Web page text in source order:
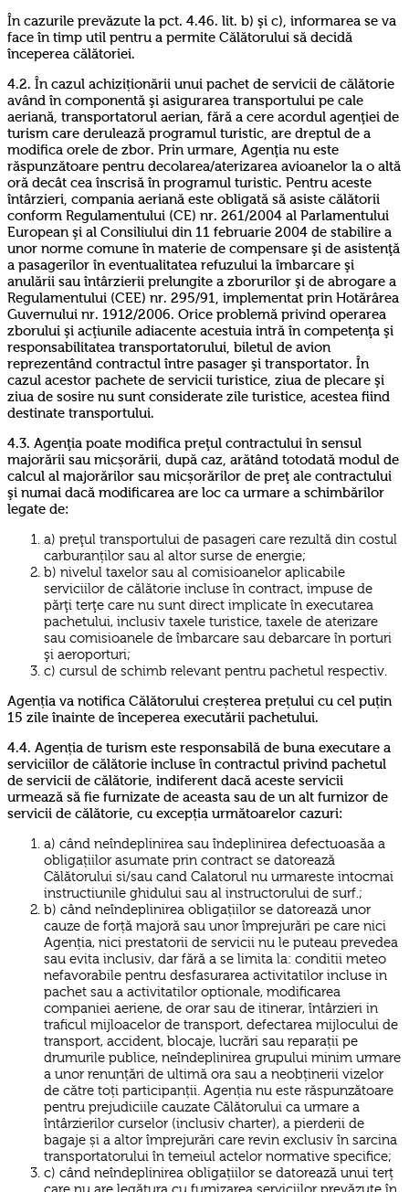
În cazurile prevăzute la pct. 4.46. lit. b) şi c), informarea se va
face în timp util pentru a permite Călătorului să decidă
începerea călătoriei.
4.2. În cazul achiziționării unui pachet de servicii de călătorie
având în componentă şi asigurarea transportului pe cale
aeriană, transportatorul aerian, fără a cere acordul agenţiei de
turism care derulează programul turistic, are dreptul de a
modifica orele de zbor. Prin urmare, Agenţia nu este
răspunzătoare pentru decolarea/aterizarea avioanelor la o altă
oră decât cea înscrisă în programul turistic. Pentru aceste
întârzieri, compania aeriană este obligată să asiste călătorii
conform Regulamentului (CE) nr. 261/2004 al Parlamentului
European şi al Consiliului din 11 februarie 2004 de stabilire a
unor norme comune în materie de compensare şi de asistenţă
a pasagerilor în eventualitatea refuzului la îmbarcare şi
anulării sau întârzierii prelungite a zborurilor şi de abrogare a
Regulamentului (CEE) nr. 295/91, implementat prin Hotărârea
Guvernului nr. 1912/2006. Orice problemă privind operarea
zborului şi acţiunile adiacente acestuia intră în competenţa şi
responsabilitatea transportatorului, biletul de avion
reprezentând contractul între pasager şi transportator. În
cazul acestor pachete de servicii turistice, ziua de plecare şi
ziua de sosire nu sunt considerate zile turistice, acestea fiind
destinate transportului.
4.3. Agenţia poate modifica preţul contractului în sensul
majorării sau micșorării, după caz, arătând totodată modul de
calcul al majorărilor sau micșorărilor de preţ ale contractului
şi numai dacă modificarea are loc ca urmare a schimbărilor
legate de:
a) preţul transportului de pasageri care rezultă din costul
carburanților sau al altor surse de energie;
b) nivelul taxelor sau al comisioanelor aplicabile
serviciilor de călătorie incluse în contract, impuse de
părţi terţe care nu sunt direct implicate în executarea
pachetului, inclusiv taxele turistice, taxele de aterizare
sau comisioanele de îmbarcare sau debarcare în porturi
şi aeroporturi;
c) cursul de schimb relevant pentru pachetul respectiv.
Agenția va notifica Călătorului creșterea prețului cu cel puțin
15 zile înainte de începerea executării pachetului.
4.4. Agenția de turism este responsabilă de buna executare a
serviciilor de călătorie incluse în contractul privind pachetul
de servicii de călătorie, indiferent dacă aceste servicii
urmează să fie furnizate de aceasta sau de un alt furnizor de
servicii de călătorie, cu excepția următoarelor cazuri:
a) când neîndeplinirea sau îndeplinirea defectuoasăa a
obligațiilor asumate prin contract se datorează
Călătorului si/sau cand Calatorul nu urmareste intocmai
instructiunile ghidului sau al instructorului de surf.;
b) când neîndeplinirea obligațiilor se datorează unor
cauze de forță majoră sau unor împrejurări pe care nici
Agenția, nici prestatorii de servicii nu le puteau prevedea
sau evita inclusiv, dar fără a se limita la: conditii meteo
nefavorabile pentru desfasurarea activitatilor incluse in
pachet sau a activitatilor optionale, modificarea
companiei aeriene, de orar sau de itinerar, întârzieri in
traficul mijloacelor de transport, defectarea mijlocului de
transport, accident, blocaje, lucrări sau reparații pe
drumurile publice, neîndeplinirea grupului minim urmare
a unor renunțări de ultimă ora sau a neobținerii vizelor
de către toți participanții. Agenția nu este răspunzătoare
pentru prejudiciile cauzate Călătorului ca urmare a
întârzierilor curselor (inclusiv charter), a pierderii de
bagaje și a altor împrejurări care revin exclusiv în sarcina
transportatorului în temeiul actelor normative specifice;
c) când neîndeplinirea obligațiilor se datorează unui terț